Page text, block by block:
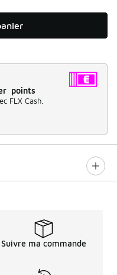
points
FLX Cash.
Suivre ma commande